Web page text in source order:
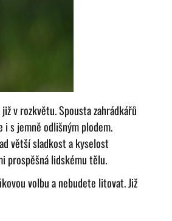
v rozkvětu. Spousta zahrádkářů
i s jemně odlišným plodem.
větší sladkost a kyselost
prospěšná lidskému tělu.
volbu a nebudete litovat. Již